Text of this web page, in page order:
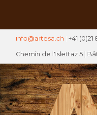
info@artesa.ch +41 (0)21
Chemin de l'Islettaz 5 |